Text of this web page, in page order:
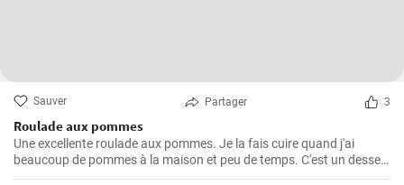
Sauver Partager 3
Roulade aux pommes
Une excellente roulade aux pommes. Je la fais cuire quand j'ai
beaucoup de pommes à la maison et peu de temps. C'est un dessert
rapide et facile qui plait toujours.